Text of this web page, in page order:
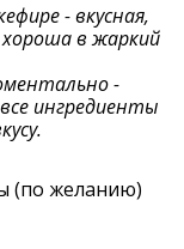
- вкусная,
в жаркий
-
ингредиенты
(по желанию)